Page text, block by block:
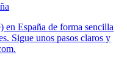
España de forma sencilla
Sigue unos pasos claros y